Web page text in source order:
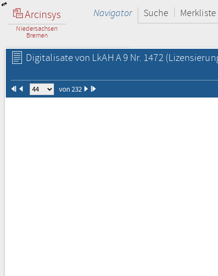
Arcinsys
Niedersachsen
Bremen
Navigator Suche Merkliste
Digitalisate von LkAH A 9 Nr. 1472
von 232